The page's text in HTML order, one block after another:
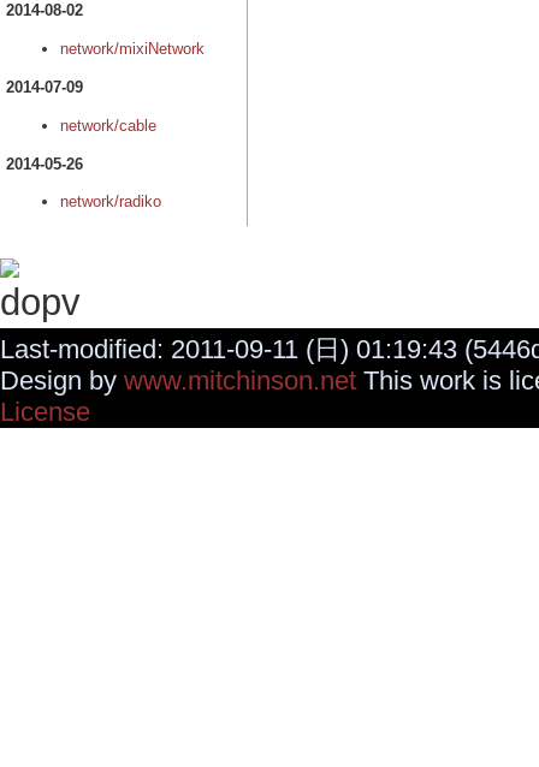
2014-08-02
network/mixiNetwork
2014-07-09
network/cable
2014-05-26
network/radiko
Last-modified: 2011-09-11 (日) 01:19:43
Design by www.mitchinson.net This work is
License